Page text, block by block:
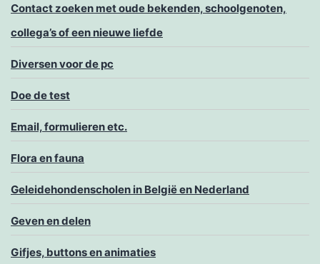
Contact zoeken met oude bekenden, schoolgenoten,
collega’s of een nieuwe liefde
Diversen voor de pc
Doe de test
Email, formulieren etc.
Flora en fauna
Geleidehondenscholen in België en Nederland
Geven en delen
Gifjes, buttons en animaties